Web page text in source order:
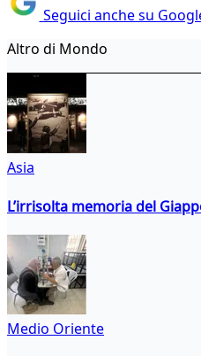
Seguici anche su
Altro di Mondo
Asia
L’irrisolta memoria del
Medio Oriente